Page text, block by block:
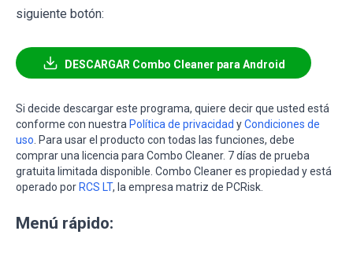
siguiente botón:
DESCARGAR Combo Cleaner para Android
Si decide descargar este programa, quiere decir que usted está
conforme con nuestra Política de privacidad yCondiciones de
uso . Para usar el producto con todas las funciones, debe
comprar una licencia para Combo Cleaner. 7 días de prueba
gratuita limitada disponible. Combo Cleaner es propiedad y está
operado por RCS LT, la empresa matriz de PCRisk.
Menú rápido: